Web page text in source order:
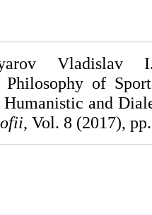
Vladislav
of
and
, Vol. 8 (2017),